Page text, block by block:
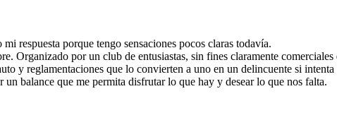
respuesta porque tengo sensaciones pocos claras todavía.
Organizado por un club de entusiastas, sin fines claramente comerciales
y reglamentaciones que lo convierten a uno en un delincuente si
balance que me permita disfrutar lo que hay y desear lo que nos falta.